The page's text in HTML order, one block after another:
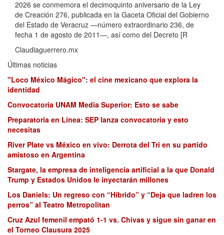
2026 se conmemora el decimoquinto aniversario de la Ley
de Creación 276, publicada en la Gaceta Oficial del Gobierno
del Estado de Veracruz —número extraordinario 236, de
fecha 1 de agosto de 2011—, así como del Decreto [R
Claudiaguerrero.mx
Últimas noticias
"Loco México Mágico": el cine mexicano que explora la
identidad
Convocatoria UNAM Media Superior: Esto se sabe
Preparatoria en Línea: SEP lanza convocatoria y esto
necesitas
River Plate vs México en vivo: Derrota del Tri en su partido
amistoso en Argentina
Stargate, la empresa de inteligencia artificial a la que Donald
Trump y Estados Unidos le inyectarán millones
Los Daniels: Un regreso con “Híbrido” y “Deja que ladren los
perros” al Teatro Metropolitan
Cruz Azul femenil empató 1-1 vs. Chivas y sigue sin ganar en
el Torneo Clausura 2025